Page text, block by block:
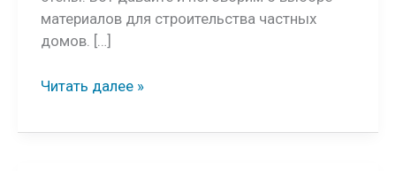
материалов для строительства частных
домов. […]
Обзор
материалов
Читать далее »